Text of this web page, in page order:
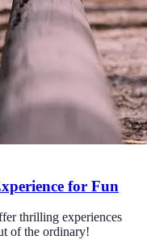
for Fun
thrilling experiences
of the ordinary!